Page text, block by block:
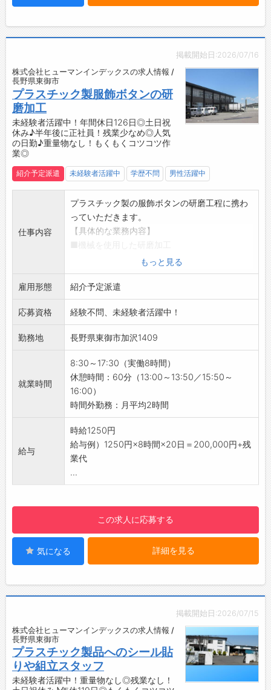
・フリーター、新卒歓迎！
・高品質な製品を生み出し、ものづくりの達成
・OA機器やカーオーディオ、カーナビゲーショ
ンなどに使用されるワイヤーハーネスやプラグ
付コネクター、熱交換機の製造・販売を手がけ
ています。
・長年培ってきた技術力を活かし、幅広い分野
のものづくりを支えています。
◇コツコツ作業が好きな方
◆ものづくりに興味がある方
◇安定した職場で働きたい方
◆新しい環境でチャレンジしたい方
◇ワークライフバランスを大切にしたい方
当社では他にも以下のような方が働いている職
場もございます。
・工場作業員/工場内作業 未経験の方
・組立/機械加工/検査/梱包の仕事を初めて経験
される方
☆----------------------------------------
◆時間単位年休制度あり！
有給休暇は1時間分、2時間分と時間単位でも取
得できます◎
☆----------------------------------------
☆
◆給与前払い制度あり！
勤務実績に応じて、給与前払いが可能です◎
◆ご不明点はいつでもご相談ください！
即日対応!!フォロー体制もバッチリ
登録はご自宅からお電話で可能です◎
☆----------------------------------------
☆
す。
みなさまのご応募を心よりお待ちしております
☆----------------------------------------
☆
掲載開始日:2026/07/16
株式会社ヒューマンインデックスの求人情報 /
長野県東御市
プラスチック製服飾ボタンの研
磨加工
未経験者活躍中！年間休日126日◎土日祝
休み♪半年後に正社員！残業少なめ◎人気
の日勤♪重量物なし！もくもくコツコツ作
業◎
紹介予定派遣 未経験者活躍中 学歴不問 男性活躍中
仕事内容
プラスチック製の服飾ボタンの研磨工程に携わ
っていただきます。
【具体的な業務内容】
・機械にボタン、小石、水を投入し、ボタン操
作を行います。
◎ボタンを研磨し、きれいな状態に仕上げる作
業です。
※業務は立ち仕事となります。座りっぱなしよ
り、体を動かして働きたい方にぴったり♪
【おすすめポイント】
も充実◎
・しっかりお休みが取れるから、趣味や家族と
の時間も大切にできます。
◇残業ほぼなし♪
・月平均2時間程度なので、無理なく働けま
す！
【職場の雰囲気】
の方も少なくありません。
【社内設備】
・休憩室（冷蔵庫やレンジあり）、ロッカー、
自動販売機、ボスマート（オフィスコンビニ）
など
・入社後は現場に入り、一緒に作業をしながら
【やりがい】
・様々な色柄や形状のボタンをチームで作り上
げていくので、ものづくりの楽しさを実感でき
る職場です。
もっと見る
雇用形態 紹介予定派遣
応募資格 経験不問、未経験者活躍中！
勤務地 長野県東御市加沢1409
就業時間
8:30～17:30（実働8時間）
休憩時間：60分（13:00～13:50／15:50～
16:00）
時間外勤務：月平均2時間
給与
時給1250円
給与例）1250円×8時間×20日＝200,000円+残
業代
...
この求人に応募する
気になる 詳細を見る
掲載開始日:2026/07/15
株式会社ヒューマンインデックスの求人情報 /
長野県東御市
プラスチック製品へのシール貼
りや組立スタッフ
未経験者活躍中！重量物なし◎残業なし！